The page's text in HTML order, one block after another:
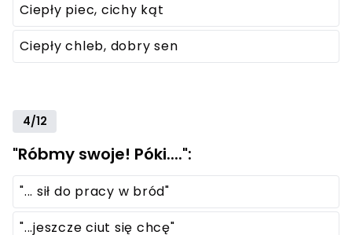
Ciepły piec, cichy kąt
Ciepły chleb, dobry sen
4/12
"Róbmy swoje! Póki....":
"... sił do pracy w bród"
"...jeszcze ciut się chcę"